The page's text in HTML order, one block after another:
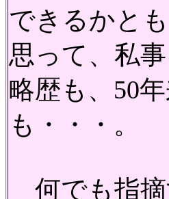
できるかとも
思って、私
略歴も、50
も・・・。
何でも指摘